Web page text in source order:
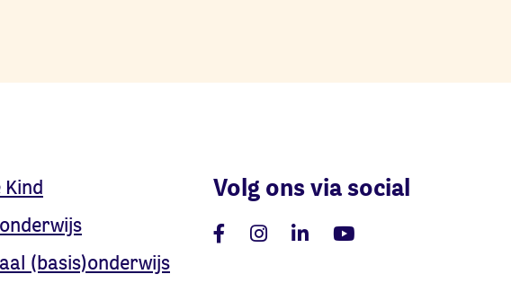
Kind
(basis)onderwijs
Volg ons via social